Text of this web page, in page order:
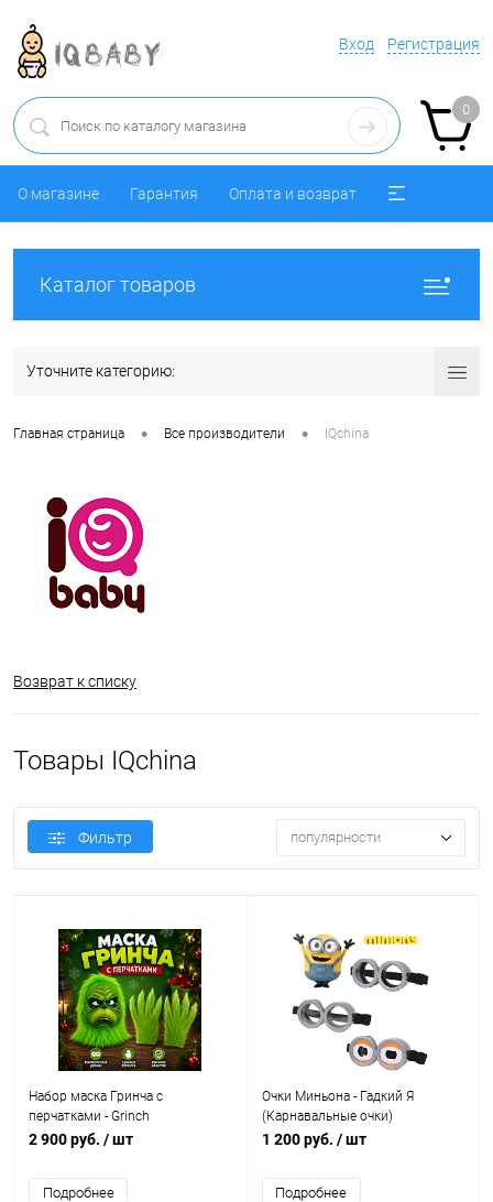
Вход Регистрация
0
О магазине Гарантия Оплата и возврат
Каталог товаров
Уточните категорию:
Главная страница • Все производители • IQchina
Возврат к списку
Товары IQchina
Фильтр популярности
Набор маска Гринча с
перчатками - Grinch
2 900 руб. / шт
Подробнее
Очки Миньона - Гадкий Я
(Карнавальные очки)
1 200 руб. / шт
Подробнее